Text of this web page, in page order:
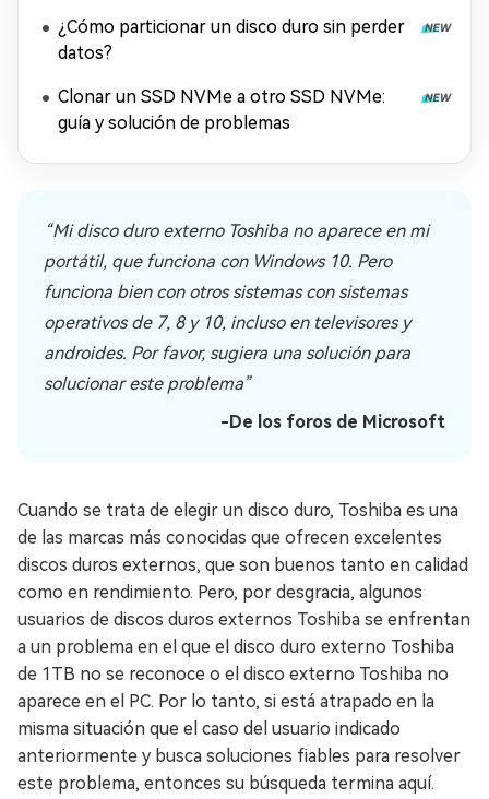
¿Cómo particionar un disco duro sin perder
datos?
Clonar un SSD NVMe a otro SSD NVMe:
guía y solución de problemas
“Mi disco duro externo Toshiba no aparece en mi
portátil, que funciona con Windows 10. Pero
funciona bien con otros sistemas con sistemas
operativos de 7, 8 y 10, incluso en televisores y
androides. Por favor, sugiera una solución para
solucionar este problema”
-De los foros de Microsoft
Cuando se trata de elegir un disco duro, Toshiba es una
de las marcas más conocidas que ofrecen excelentes
discos duros externos, que son buenos tanto en calidad
como en rendimiento. Pero, por desgracia, algunos
usuarios de discos duros externos Toshiba se enfrentan
a un problema en el que el disco duro externo Toshiba
de 1TB no se reconoce o el disco externo Toshiba no
aparece en el PC. Por lo tanto, si está atrapado en la
misma situación que el caso del usuario indicado
anteriormente y busca soluciones fiables para resolver
este problema, entonces su búsqueda termina aquí.